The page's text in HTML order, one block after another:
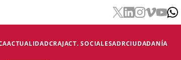
ACTUALIDADCRAJACT. SOCIALESADRCIUDADANÍA